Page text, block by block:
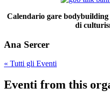
Calendario gare bodybuilding
di
Ana Sercer
« Tutti gli Eventi
Eventi from this